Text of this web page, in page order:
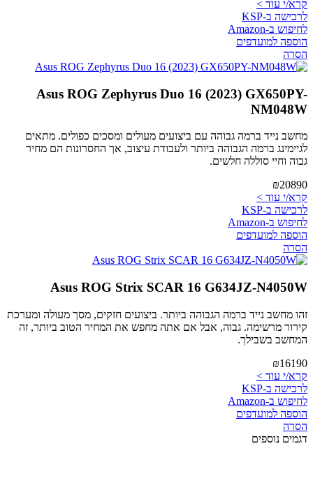
קרא/י עוד >
לרכישה ב-KSP
לחיפוש ב-Amazon
הוספה למועדפים
הסרה
Asus ROG Zephyrus Duo 16 (2023) GX650PY-
NM048W
מחשב נייד ברמה גבוהה עם ביצועים מעולים ומסכים כפולים. מתאים
לגיימינג ברמה הגבוהה ביותר ולעבודת עיצוב, אך החסרונות הם מחיר
גבוה וחיי סוללה חלשים.
₪20890
קרא/י עוד >
לרכישה ב-KSP
לחיפוש ב-Amazon
הוספה למועדפים
הסרה
Asus ROG Strix SCAR 16 G634JZ-N4050W
זהו מחשב נייד ברמה הגבוהה ביותר. ביצועים חזקים, מסך מעולה ומערכת
קירור מרשימה. גבוה, אבל אם אתה מחפש את המחיר הטוב ביותר, זה
המחשב בשבילך.
₪16190
קרא/י עוד >
לרכישה ב-KSP
לחיפוש ב-Amazon
הוספה למועדפים
הסרה
דגמים נוספים